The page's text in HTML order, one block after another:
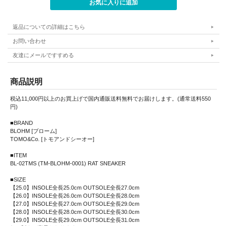
返品についての詳細はこちら
お問い合わせ
友達にメールですすめる
商品説明
税込11,000円以上のお買上げで国内通販送料無料でお届けします。(通常送料550
円)
■BRAND
BLOHM [ブローム]
TOMO&Co. [トモアンドシーオー]
■ITEM
BL-02TMS (TM-BLOHM-0001) RAT SNEAKER
■SIZE
【25.0】INSOLE全長25.0cm OUTSOLE全長27.0cm
【26.0】INSOLE全長26.0cm OUTSOLE全長28.0cm
【27.0】INSOLE全長27.0cm OUTSOLE全長29.0cm
【28.0】INSOLE全長28.0cm OUTSOLE全長30.0cm
【29.0】INSOLE全長29.0cm OUTSOLE全長31.0cm